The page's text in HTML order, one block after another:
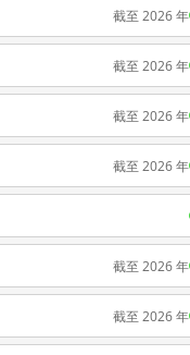
截至 2026 年
截至 2026 年
截至 2026 年
截至 2026 年
截至 2026 年
截至 2026 年